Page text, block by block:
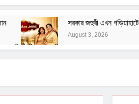
সরকার জহুরী এখন গড়িয়াহাটে
August 3, 2026
বাঙালির ইতিহাস ও বহিরাগত তত্ত্ব
বিরুদ্ধে ফরোয়ার্ড ব্লকের আইনি নোটিশ
হাসপাতাল